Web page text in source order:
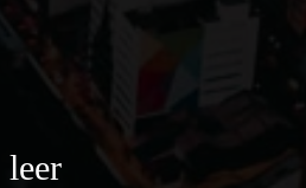
leer